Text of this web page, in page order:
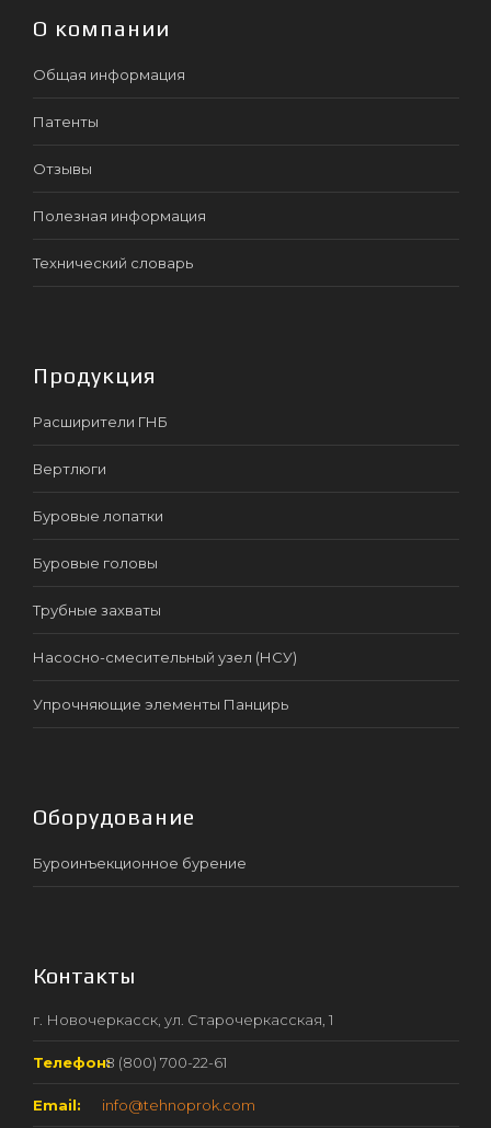
О компании
Общая информация
Патенты
Отзывы
Полезная информация
Технический словарь
Продукция
Расширители ГНБ
Вертлюги
Буровые лопатки
Буровые головы
Трубные захваты
Насосно-смесительный узел (НСУ)
Упрочняющие элементы Панцирь
Оборудование
Буроинъекционное бурение
Контакты
г. Новочеркасск, ул. Старочеркасская, 1
Телефон:8 (800) 700-22-61
Email: info@tehnoprok.com